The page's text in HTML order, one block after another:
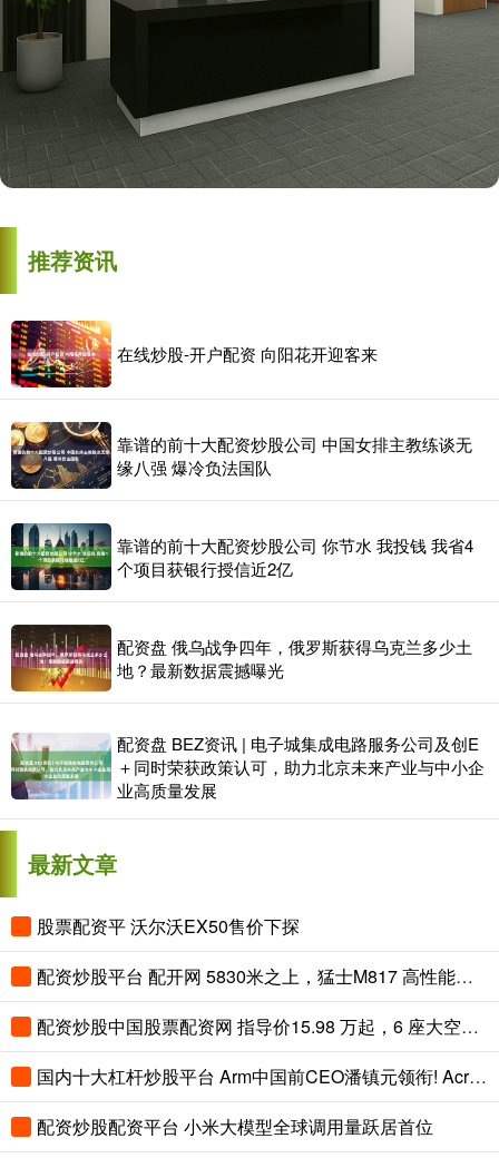
推荐资讯
在线炒股-开户配资 向阳花开迎客来
靠谱的前十大配资炒股公司 中国女排主教练谈无
缘八强 爆冷负法国队
靠谱的前十大配资炒股公司 你节水 我投钱 我省4
个项目获银行授信近2亿
配资盘 俄乌战争四年，俄罗斯获得乌克兰多少土
地？最新数据震撼曝光
配资盘 BEZ资讯 | 电子城集成电路服务公司及创E
＋同时荣获政策认可，助力北京未来产业与中小企
业高质量发展
最新文章
股票配资平 沃尔沃EX50售价下探
配资炒股平台 配开网 5830米之上，猛士M817 高性能版用华为乾崑智驾ADS 5攀珠峰
配资炒股中国股票配资网 指导价15.98 万起，6 座大空间，试驾华境 S，家用选它？
国内十大杠杆炒股平台 Arm中国前CEO潘镇元领衔! Acrab发布5nm AI芯片Gelix 1 性能远超M4 Pro
配资炒股配资平台 小米大模型全球调用量跃居首位